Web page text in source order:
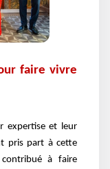
faire vivre
expertise et leur
pris part à cette
à faire